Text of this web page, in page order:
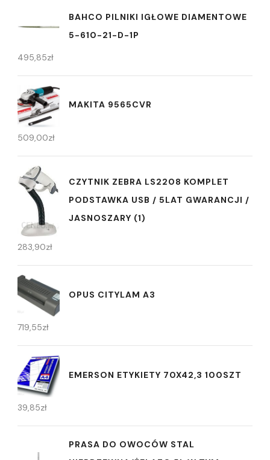
BAHCO PILNIKI IGŁOWE DIAMENTOWE
5-610-21-D-1P
495,85zł
MAKITA 9565CVR
509,00zł
CZYTNIK ZEBRA LS2208 KOMPLET
PODSTAWKA USB / 5LAT GWARANCJI /
JASNOSZARY (1)
283,90zł
OPUS CITYLAM A3
719,55zł
EMERSON ETYKIETY 70X42,3 100SZT
39,85zł
PRASA DO OWOCÓW STAL